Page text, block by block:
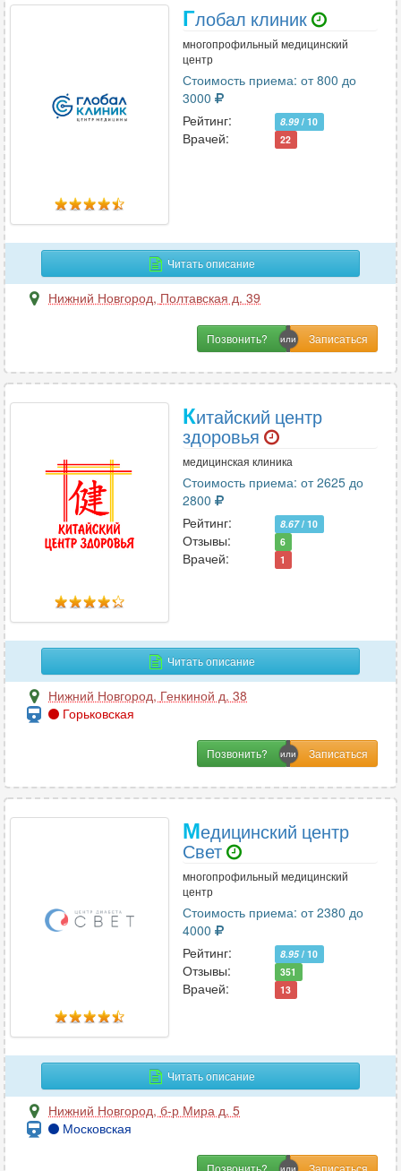
Глобал клиник
многопрофильный медицинский
центр
Стоимость приема: от 800 до
3000
Рейтинг:
8.99 / 10
Врачей: 22
Читать описание
Нижний Новгород, Полтавская д. 39
Позвонить?
Китайский центр
здоровья
медицинская клиника
Стоимость приема: от 2625 до
2800
Рейтинг:
8.67/ 10
Отзывы: 6
Врачей: 1
Читать описание
Нижний Новгород, Генкиной д. 38
Горьковская
Позвонить?
Медицинский центр
Свет
многопрофильный медицинский
центр
Стоимость приема: от 2380 до
4000
Рейтинг:
8.95/ 10
Отзывы: 351
Врачей: 13
Читать описание
Нижний Новгород, б-р Мира д. 5
Московская
Позвонить?